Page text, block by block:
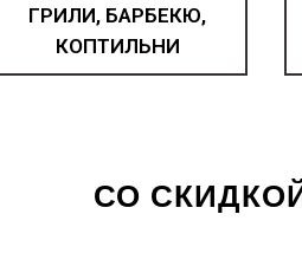
Как
ГРИЛИ, БАРБЕКЮ,
КОПТИЛЬНИ
СО